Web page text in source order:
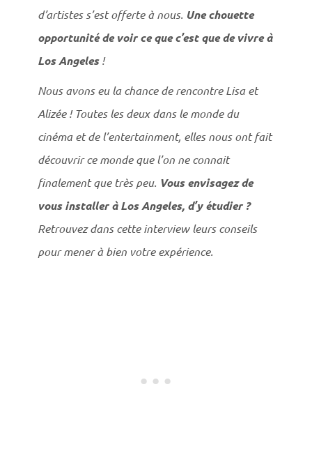
d’artistes s’est offerte à nous. Une chouette
opportunité de voir ce que c’est que de vivre à
Los Angeles!
Nous avons eu la chance de rencontre Lisa et
Alizée ! Toutes les deux dans le monde du
cinéma et de l’entertainment, elles nous ont fait
découvrir ce monde que l’on ne connait
finalement que très peu. Vous envisagez de
vous installer à Los Angeles, d’y étudier ?
Retrouvez dans cette interview leurs conseils
pour mener à bien votre expérience.